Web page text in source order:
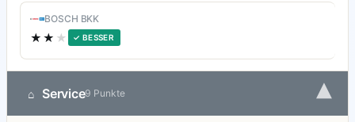
BOSCH BKK
★★ ★ ✓ BESSER
⌂ Service9 Punkte ▾